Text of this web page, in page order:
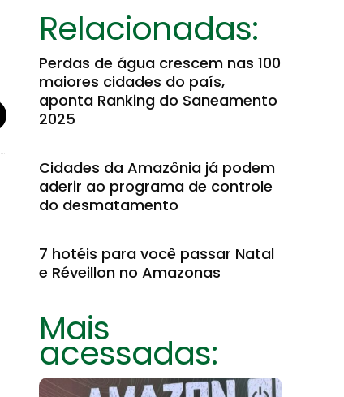
Relacionadas:
Perdas de água crescem nas 100
maiores cidades do país,
aponta Ranking do Saneamento
2025
Cidades da Amazônia já podem
aderir ao programa de controle
do desmatamento
7 hotéis para você passar Natal
e Réveillon no Amazonas
Mais
acessadas: